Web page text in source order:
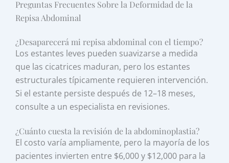
Preguntas Frecuentes Sobre la Deformidad de la
Repisa Abdominal
¿Desaparecerá mi repisa abdominal con el tiempo?
Los estantes leves pueden suavizarse a medida
que las cicatrices maduran, pero los estantes
estructurales típicamente requieren intervención.
Si el estante persiste después de 12–18 meses,
consulte a un especialista en revisiones.
¿Cuánto cuesta la revisión de la abdominoplastia?
El costo varía ampliamente, pero la mayoría de los
pacientes invierten entre $6,000 y $12,000 para la